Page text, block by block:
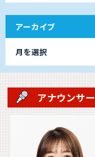
アーカイブ
月を選択
アナウンサー